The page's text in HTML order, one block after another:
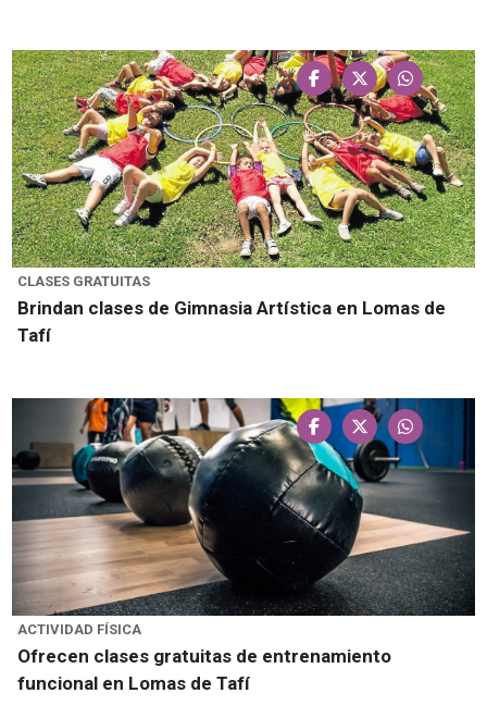
CLASES GRATUITAS
Brindan clases de Gimnasia Artística en Lomas de
Tafí
ACTIVIDAD FÍSICA
Ofrecen clases gratuitas de entrenamiento
funcional en Lomas de Tafí